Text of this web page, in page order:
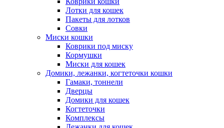
Лотки для кошек
Пакеты для лотков
Совки
Миски кошки
Коврики под миску
Кормушки
Миски для кошек
Домики, лежанки, когтеточки кошки
Гамаки, тоннели
Дверцы
Домики для кошек
Когтеточки
Комплексы